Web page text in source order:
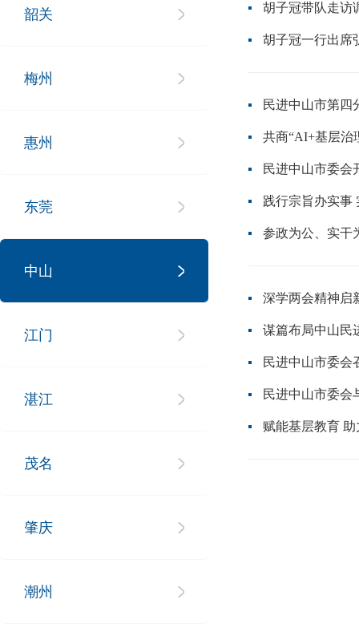
韶关
梅州
惠州
东莞
中山
江门
湛江
茂名
肇庆
潮州
胡子冠带队走访
胡子冠一行出席
民进中山市第四
共商“AI+基层治
民进中山市委会
践行宗旨办实事
参政为公、实干
深学两会精神启
谋篇布局中山民
民进中山市委会
民进中山市委会
赋能基层教育